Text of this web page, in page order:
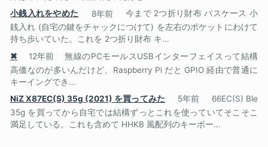
小銭入れをやめた
8年前
今まで 2つ折り財布 パスケース 小
銭入れ (自宅の鍵をチャックにつけて) を左右のポケットにわけて
持ち歩いていた。これを 2つ折り財布 キ...
✖
12年前
無線のPCモールスUSBインターフェイスって結構
高価なのが多いんだけど、Raspberry Pi だと GPIO 経由で普通に
キーイングでき...
NiZ X87EC(S) 35g (2021) を買ってみた
5年前
66EC(S) Ble
35g を買ってから自宅では結構ずっとこれを使っていてそこそこ
満足している。これも含めて HHKB 風配列のキーボー...